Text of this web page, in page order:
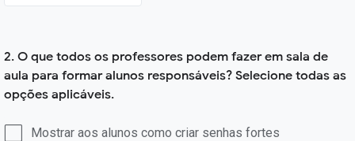
2. O que todos os professores podem fazer em sala de
aula para formar alunos responsáveis? Selecione todas as
opções aplicáveis.
Mostrar aos alunos como criar senhas fortes